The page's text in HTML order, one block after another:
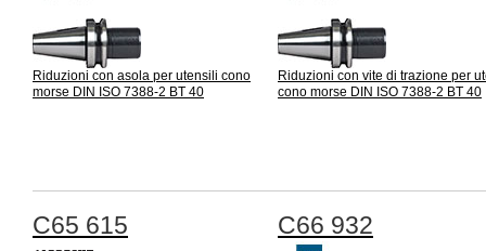
Riduzioni con asola per utensili cono
morse DIN ISO 7388-2 BT 40
Riduzioni con vite di trazione per
cono morse DIN ISO 7388-2 BT 40
C65 615 C66 932